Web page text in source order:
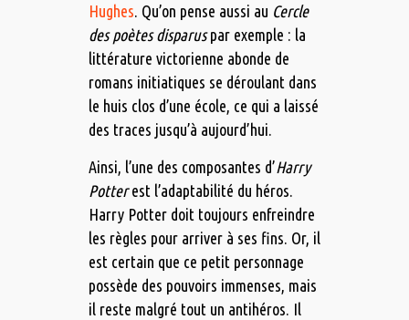
Hughes. Qu’on pense aussi au Cercle
des poètes disparuspar exemple : la
littérature victorienne abonde de
romans initiatiques se déroulant dans
le huis clos d’une école, ce qui a laissé
des traces jusqu’à aujourd’hui.
Ainsi, l’une des composantes d’Harry
Potterest l’adaptabilité du héros.
Harry Potter doit toujours enfreindre
les règles pour arriver à ses fins. Or, il
est certain que ce petit personnage
possède des pouvoirs immenses, mais
il reste malgré tout un antihéros. Il